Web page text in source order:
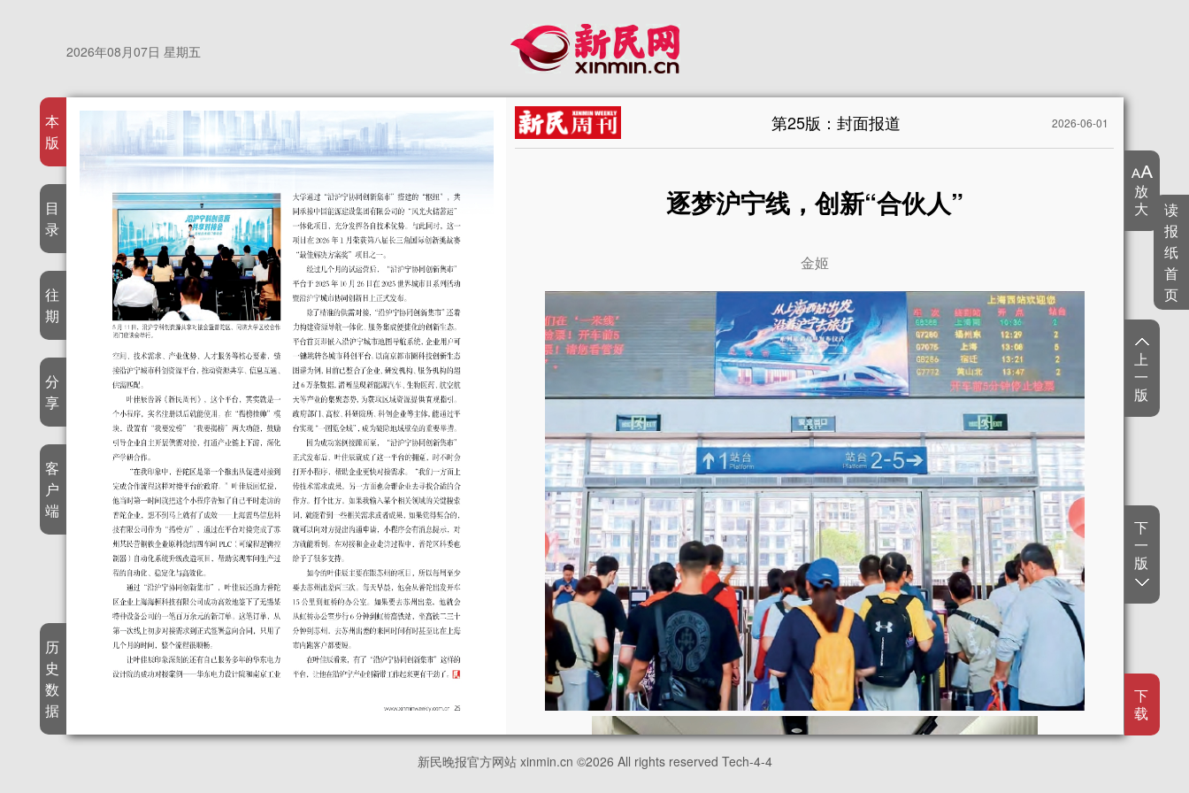
2026年08月07日 星期五
本
版
目
录
往
期
分
享
客
户
端
历
史
数
据
第25版：封面报道 2026-06-01
逐梦沪宁线，创新“合伙人”
金姬
放
大
上
一
版
下
一
版
下
载
新民晚报官方网站 xinmin.cn ©2026 All rights reserved Tech-4-4
读
报
纸
首
页